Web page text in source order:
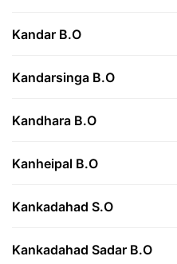
Kandar B.O
Kandarsinga B.O
Kandhara B.O
Kanheipal B.O
Kankadahad S.O
Kankadahad Sadar B.O